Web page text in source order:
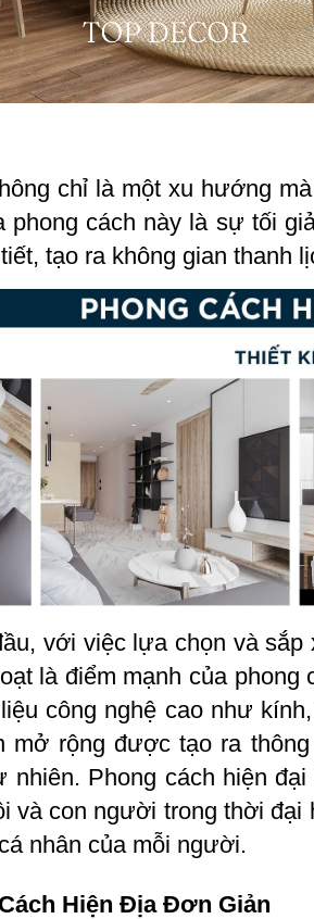
chỉ là một xu hướng
cách này là sự tối
tạo ra không gian thanh
với việc lựa chọn và
là điểm mạnh của
công nghệ cao như
mở rộng được tạo ra
Phong cách hiện
và con người trong thời
nhân của mỗi người.
Hiện Địa Đơn Giản